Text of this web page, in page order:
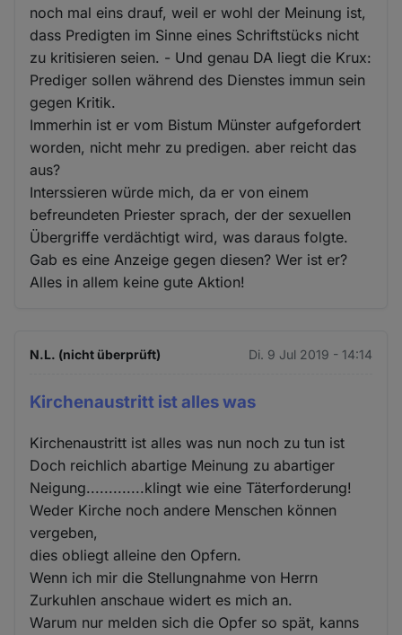
noch mal eins drauf, weil er wohl der Meinung ist,
dass Predigten im Sinne eines Schriftstücks nicht
zu kritisieren seien. - Und genau DA liegt die Krux:
Prediger sollen während des Dienstes immun sein
gegen Kritik.
Immerhin ist er vom Bistum Münster aufgefordert
worden, nicht mehr zu predigen. aber reicht das
aus?
Interssieren würde mich, da er von einem
befreundeten Priester sprach, der der sexuellen
Übergriffe verdächtigt wird, was daraus folgte.
Gab es eine Anzeige gegen diesen? Wer ist er?
Alles in allem keine gute Aktion!
N.L. (nicht überprüft) Di. 9 Jul 2019 - 14:14
Kirchenaustritt ist alles was
Kirchenaustritt ist alles was nun noch zu tun ist
Doch reichlich abartige Meinung zu abartiger
Neigung.............klingt wie eine Täterforderung!
Weder Kirche noch andere Menschen können
vergeben,
dies obliegt alleine den Opfern.
Wenn ich mir die Stellungnahme von Herrn
Zurkuhlen anschaue widert es mich an.
Warum nur melden sich die Opfer so spät, kanns